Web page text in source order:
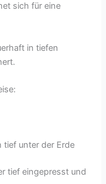
sich für eine
in tiefen
tief unter der Erde
tief eingepresst und